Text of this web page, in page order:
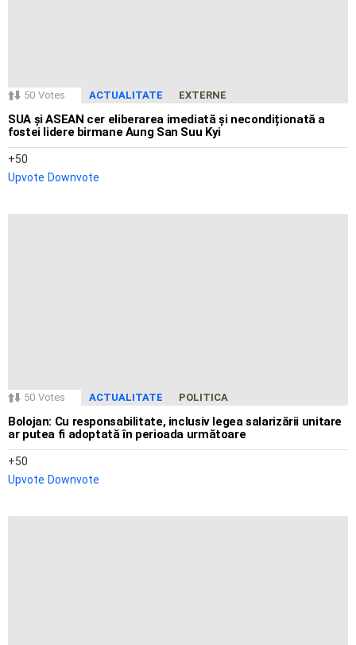
50 Votes ACTUALITATE EXTERNE
SUA și ASEAN cer eliberarea imediată și necondiționată a
fostei lidere birmane Aung San Suu Kyi
50
Upvote Downvote
50 Votes ACTUALITATE POLITICA
Bolojan: Cu responsabilitate, inclusiv legea salarizării unitare
ar putea fi adoptată în perioada următoare
50
Upvote Downvote